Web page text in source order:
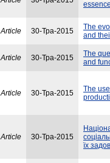
Article 30-Тра-2015
The
and
Article 30-Тра-2015
The
and
Article 30-Тра-2015
The
Article 30-Тра-2015
їх